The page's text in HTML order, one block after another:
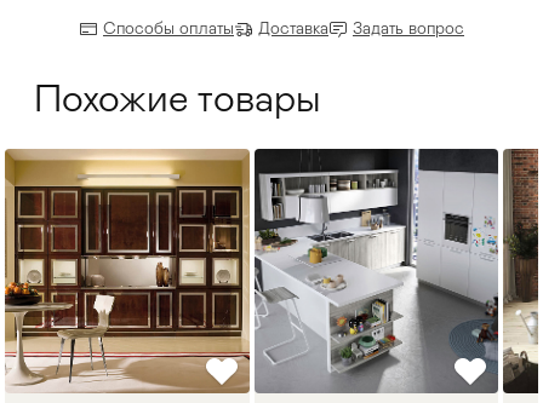
Способы оплаты Доставка Задать вопрос
Похожие товары